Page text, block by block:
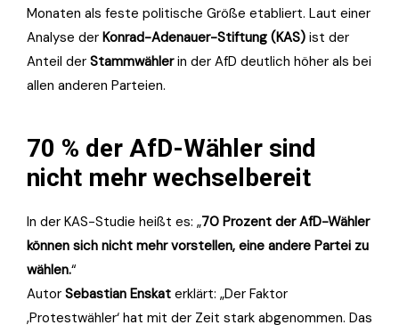
Monaten als feste politische Größe etabliert. Laut einer
Analyse der Konrad-Adenauer-Stiftung (KAS) ist der
Anteil der Stammwählerin der AfD deutlich höher als bei
allen anderen Parteien.
70 % der AfD-Wähler sind
nicht mehr wechselbereit
In der KAS-Studie heißt es: „70 Prozent der AfD-Wähler
können sich nicht mehr vorstellen, eine andere Partei zu
wählen.“
Autor Sebastian Enskat erklärt: „Der Faktor
‚Protestwähler‘ hat mit der Zeit stark abgenommen. Das